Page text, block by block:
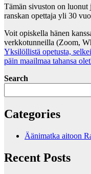
Tämän sivuston on
ranskan opettaja yli 30
Voit opiskella hänen
verkkotunneilla (Zoom,
Yksilöllistä opetusta,
päin maailmaa tahansa
Search
Categories
Äänimatka aitoon
Recent Posts